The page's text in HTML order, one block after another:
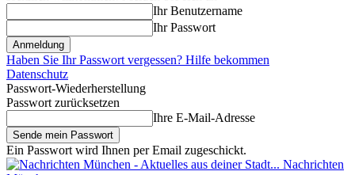
Ihr Benutzername
Ihr Passwort
Haben Sie Ihr Passwort vergessen? Hilfe bekommen
Datenschutz
Passwort-Wiederherstellung
Passwort zurücksetzen
Ihre E-Mail-Adresse
Ein Passwort wird Ihnen per Email zugeschickt.
Nachrichten